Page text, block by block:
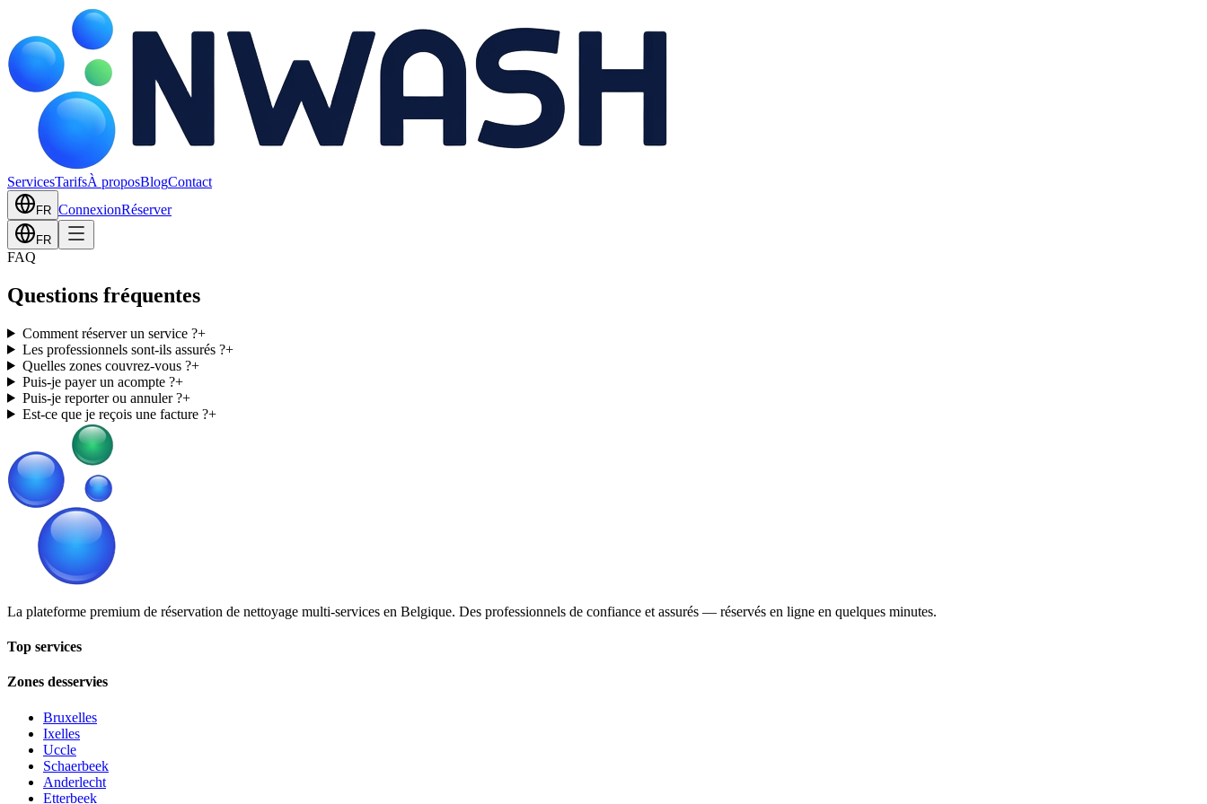
ServicesTarifsÀ proposBlogContact
FR ConnexionRéserver
FR
FAQ
Questions fréquentes
Comment réserver un service ?+
Les professionnels sont-ils assurés ?+
Quelles zones couvrez-vous ?+
Puis-je payer un acompte ?+
Puis-je reporter ou annuler ?+
Est-ce que je reçois une facture ?+
La plateforme premium de réservation de nettoyage multi-services en Belgique. Des professionnels de confiance et assurés — réservés en ligne en quelques minutes.
Top services
Zones desservies
Bruxelles
Ixelles
Uccle
Schaerbeek
Anderlecht
Etterbeek